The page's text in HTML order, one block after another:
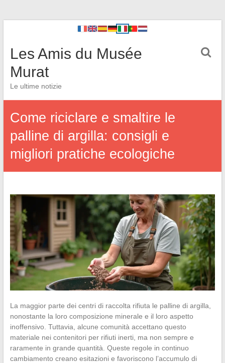
Les Amis du Musée
Murat
Le ultime notizie
Come riciclare e smaltire le
palline di argilla: consigli e
migliori pratiche ecologiche
La maggior parte dei centri di raccolta rifiuta le palline di argilla,
nonostante la loro composizione minerale e il loro aspetto
inoffensivo. Tuttavia, alcune comunità accettano questo
materiale nei contenitori per rifiuti inerti, ma non sempre e
raramente in grande quantità. Queste regole in continuo
cambiamento creano esitazioni e favoriscono l’accumulo di